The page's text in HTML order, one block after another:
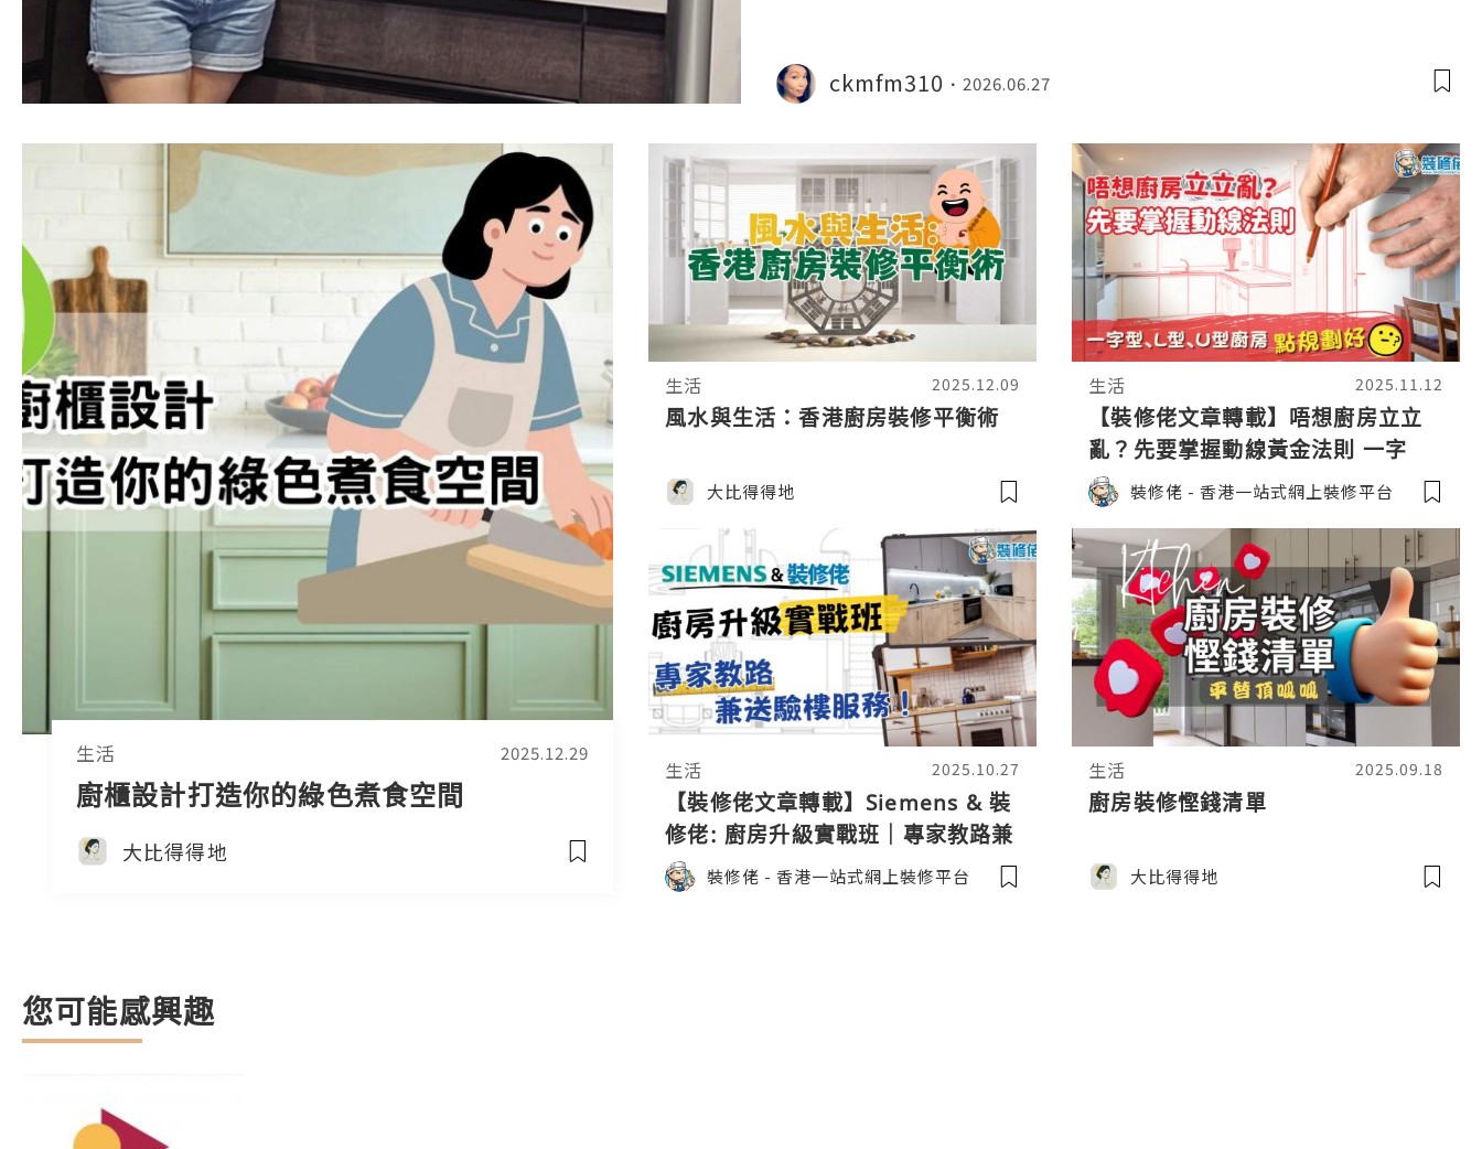
ckmfm310 2026.06.27
生活 2025.12.29
廚櫃設計打造你的綠色煮食空間
大比得得地
生活 2025.12.09
風水與生活：香港廚房裝修平衡術
大比得得地
生活 2025.11.12
【裝修佬文章轉載】唔想廚房立立
亂？先要掌握動線黃金法則 一字
型、L型、U型廚房又點規劃好？
裝修佬 - 香港一站式網上裝修平台
生活 2025.10.27
【裝修佬文章轉載】Siemens & 裝
修佬: 廚房升級實戰班｜專家教路兼
送驗樓服務！
裝修佬 - 香港一站式網上裝修平台
生活 2025.09.18
廚房裝修慳錢清單
大比得得地
您可能感興趣